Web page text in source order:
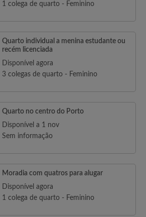
1 colega de quarto - Feminino
Quarto individual a menina estudante ou
recém licenciada
Disponível agora
3 colegas de quarto - Feminino
Quarto no centro do Porto
Disponível a 1 nov
Sem informação
Moradia com quatros para alugar
Disponível agora
1 colega de quarto - Feminino